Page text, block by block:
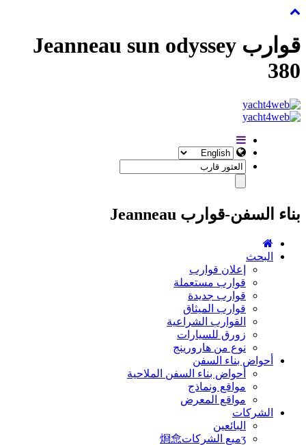
قوارب Jeanneau sun odyssey
380
بناء السفن-قوارب Jeanneau
البحث
إعلان قوارب
قوارب مستعملة
قوارب جديدة
قوارب الميثاق
القوارب الشراعية
زورق للسيارات
نوع من هارورينج
أحواض بناء السفن
أحواض بناء السفن الملاحية
مواقع ونماذج
مواقع المعرض
الشركات
البائعين
ʒميع الشركات烱㥐